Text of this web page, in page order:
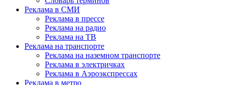
Реклама в СМИ
Реклама в прессе
Реклама на радио
Реклама на ТВ
Реклама на транспорте
Реклама на наземном транспорте
Реклама в электричках
Реклама в Аэроэкспрессах
Реклама в метро